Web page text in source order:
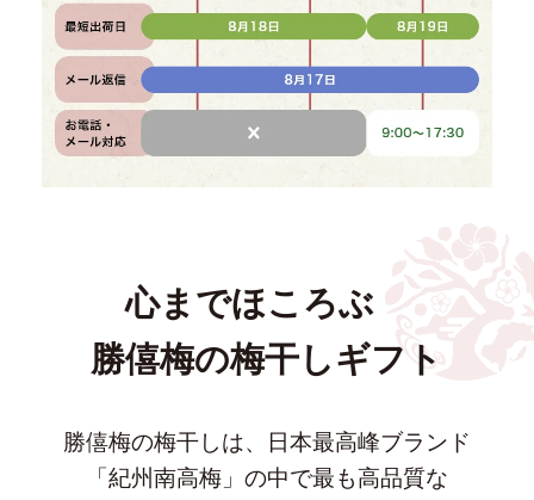
心までほころぶ
勝僖梅の梅干しギフト
勝僖梅の梅干しは、日本最高峰ブランド
「紀州南高梅」の中で最も高品質な